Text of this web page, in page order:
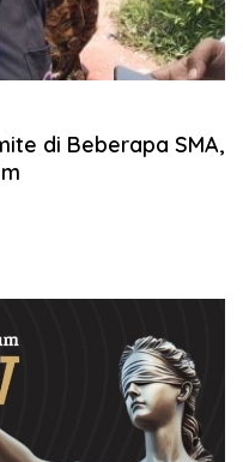
di Beberapa SMA,